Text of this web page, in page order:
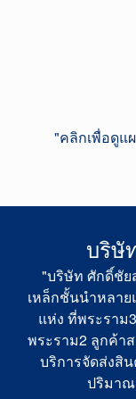
"คลิกเพื่อดูแ
บริษั
"บริษัท ศักดิ์ชัย
เหล็กชั้นนำหลาย
แห่ง ที่พระราม
พระราม2 ลูกค้า
บริการจัดส่งสิ
ปริมาณ